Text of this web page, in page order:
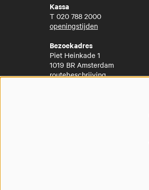
Kassa
T 020 788 2000
openingstijden
Bezoekadres
Piet Heinkade 1
1019 BR Amsterdam
routebeschrijving